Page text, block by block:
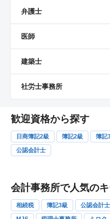
弁護士
医師
建築士
社労士事務所
歓迎資格から探す
日商簿記2級 簿記2級 簿記
公認会計士
会計事務所で人気の
相続税 簿記3級 公認会計士